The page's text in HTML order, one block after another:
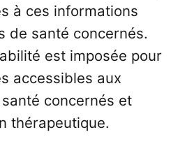
à ces informations
de santé concernés.
est imposée pour
accessibles aux
concernés et
thérapeutique.